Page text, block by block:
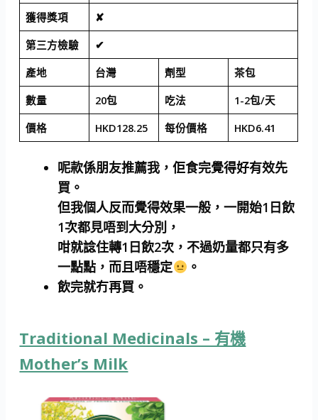
獲得獎項
✘
第三方檢驗
✔
產地
台灣 劑型
茶包
數量
20包 吃法
1-2包/天
價格
HKD128.25 每份價格 HKD6.41
呢款係朋友推薦我，佢食完覺得好有效先
買。
但我個人反而覺得效果一般，一開始1日飲
1次都見唔到大分別，
咁就諗住轉1日飲2次，不過奶量都只有多
一點點，而且唔穩定
。
飲完就冇再買。
Traditional Medicinals – 有機
Mother’s Milk